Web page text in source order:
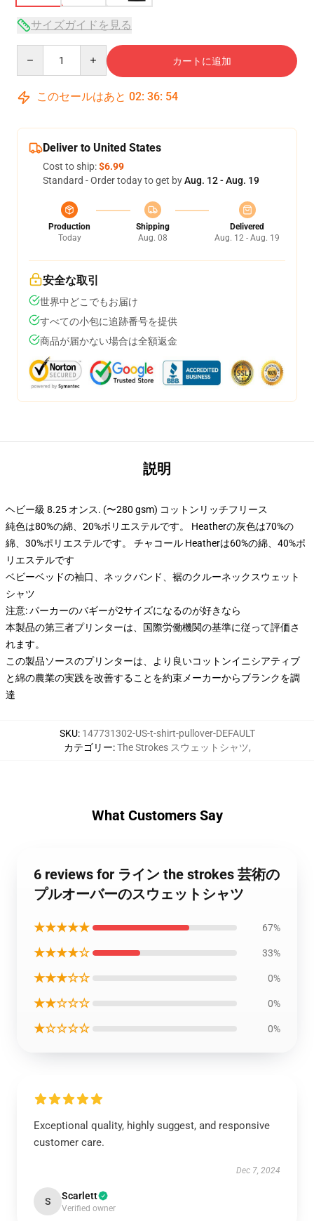
サイズガイドを見る
カートに追加
このセールはあと 02: 36: 53
Deliver to United States
Cost to ship:$6.99
Standard - Order today to get byAug. 12 - Aug. 19
Production
Today
Shipping
Aug. 08
Delivered
Aug. 12 - Aug. 19
安全な取引
世界中どこでもお届け
すべての小包に追跡番号を提供
商品が届かない場合は全額返金
説明
ヘビー級 8.25 オンス. (〜280 gsm) コットンリッチフリース
純色は80%の綿、20%ポリエステルです。 Heatherの灰色は70%の
綿、30%ポリエステルです。 チャコール Heatherは60%の綿、40%ポ
リエステルです
ベビーベッドの袖口、ネックバンド、裾のクルーネックスウェット
シャツ
注意: パーカーのバギーが2サイズになるのが好きなら
本製品の第三者プリンターは、国際労働機関の基準に従って評価さ
れます。
この製品ソースのプリンターは、より良いコットンイニシアティブ
と綿の農業の実践を改善することを約束メーカーからブランクを調
達
SKU: 147731302-US-t-shirt-pullover-DEFAULT
カテゴリー:The Strokes スウェットシャツ,
What Customers Say
6 reviews for ライン the strokes 芸術の
プルオーバーのスウェットシャツ
★★★★★ 67%
★★★★☆ 33%
★★★☆☆ 0%
★★☆☆☆ 0%
★☆☆☆☆ 0%
Exceptional quality, highly suggest, and responsive
customer care.
Dec 7, 2024
S Scarlett
Verified owner